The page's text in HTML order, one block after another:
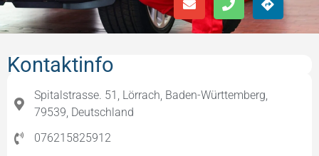
Kontaktinfo
Spitalstrasse. 51, Lörrach, Baden-Württemberg,
79539, Deutschland
076215825912